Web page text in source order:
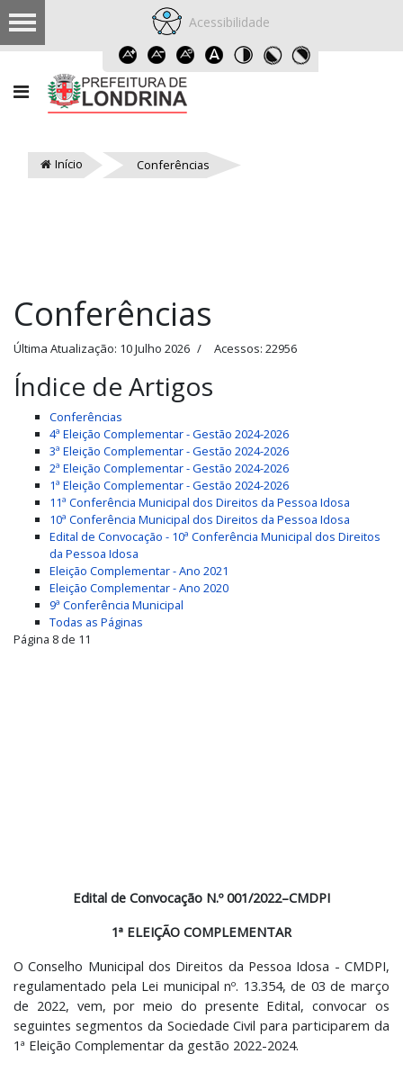
Acessibilidade
Início Conferências
Conferências
Última Atualização: 10 Julho 2026 Acessos: 22956
Índice de Artigos
Conferências
4ª Eleição Complementar - Gestão 2024-2026
3ª Eleição Complementar - Gestão 2024-2026
2ª Eleição Complementar - Gestão 2024-2026
1ª Eleição Complementar - Gestão 2024-2026
11ª Conferência Municipal dos Direitos da Pessoa Idosa
10ª Conferência Municipal dos Direitos da Pessoa Idosa
Edital de Convocação - 10ª Conferência Municipal dos Direitos
da Pessoa Idosa
Eleição Complementar - Ano 2021
Eleição Complementar - Ano 2020
9ª Conferência Municipal
Todas as Páginas
Página 8 de 11
Edital de Convocação N.º 001/2022–CMDPI
1ª ELEIÇÃO COMPLEMENTAR
O Conselho Municipal dos Direitos da Pessoa Idosa - CMDPI,
regulamentado pela Lei municipal nº. 13.354, de 03 de março
de 2022, vem, por meio do presente Edital, convocar os
seguintes segmentos da Sociedade Civil para participarem da
1ª Eleição Complementar da gestão 2022-2024.